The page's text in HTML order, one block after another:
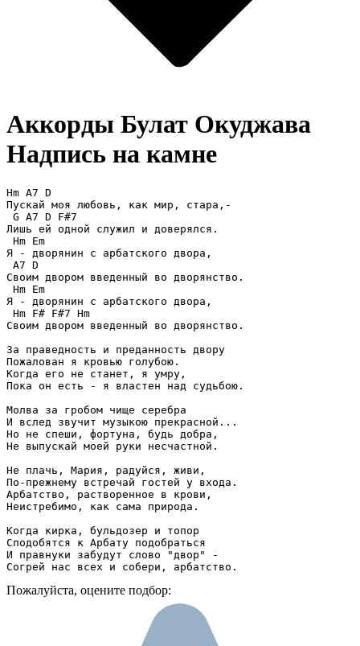
Аккорды Булат Окуджава
Надпись на камне
Hm A7 D
Пускай моя любовь, как мир, стара,-
G A7 D F#7
Лишь ей одной служил и доверялся.
Hm Em
Я - дворянин с арбатского двора,
A7 D
Своим двором введенный во дворянство.
Hm Em
Я - дворянин с арбатского двора,
Hm F# F#7 Hm
Своим двором введенный во дворянство.
За праведность и преданность двору
Пожалован я кровью голубою.
Когда его не станет, я умру,
Пока он есть - я властен над судьбою.
Молва за гробом чище серебра
И вслед звучит музыкою прекрасной...
Но не спеши, фортуна, будь добра,
Не выпускай моей руки несчастной.
Не плачь, Мария, радуйся, живи,
По-прежнему встречай гостей у входа.
Арбатство, растворенное в крови,
Неистребимо, как сама природа.
Когда кирка, бульдозер и топор
Сподобятся к Арбату подобраться
И правнуки забудут слово "двор" -
Согрей нас всех и собери, арбатство.
Пожалуйста, оцените подбор: